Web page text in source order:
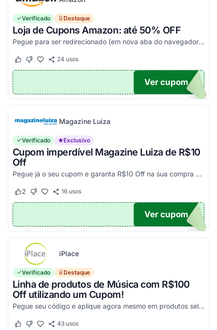
Verificado Destaque
Loja de Cupons Amazon: até 50% OFF
Pegue para ser redirecionado (em nova aba do navegador) e acesse todos os cupons disponíveis da Amazon Brasil. Aproveite para economizar nesse link. Corra e garanta já o seu descon...
Este cupom funcionou
Este cupom não funcionou
24 usos
TICO
Ver cupom
Magazine Luiza
Verificado Exclusivo
Cupom imperdível Magazine Luiza de R$10
Off
Pegue já o seu cupom e garanta R$10 Off na sua compra acima de R$500,00
Este cupom funcionou
2 Este cupom não funcionou
16usos
UPOM
Ver cupom
iPlace
Verificado Destaque
Linha de produtos de Música com R$100
Off utilizando um Cupom!
Pegue seu código e aplique agora mesmo em produtos selecionados para garantir seus descontos!
Este cupom funcionou
Este cupom não funcionou
43usos